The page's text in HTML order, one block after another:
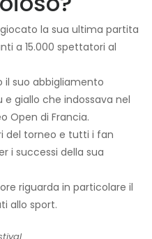
la sua ultima partita
a 15.000 spettatori al
il suo abbigliamento
giallo che indossava nel
Open di Francia.
del torneo e tutti i fan
i successi della sua
riguarda in particolare il
allo sport.